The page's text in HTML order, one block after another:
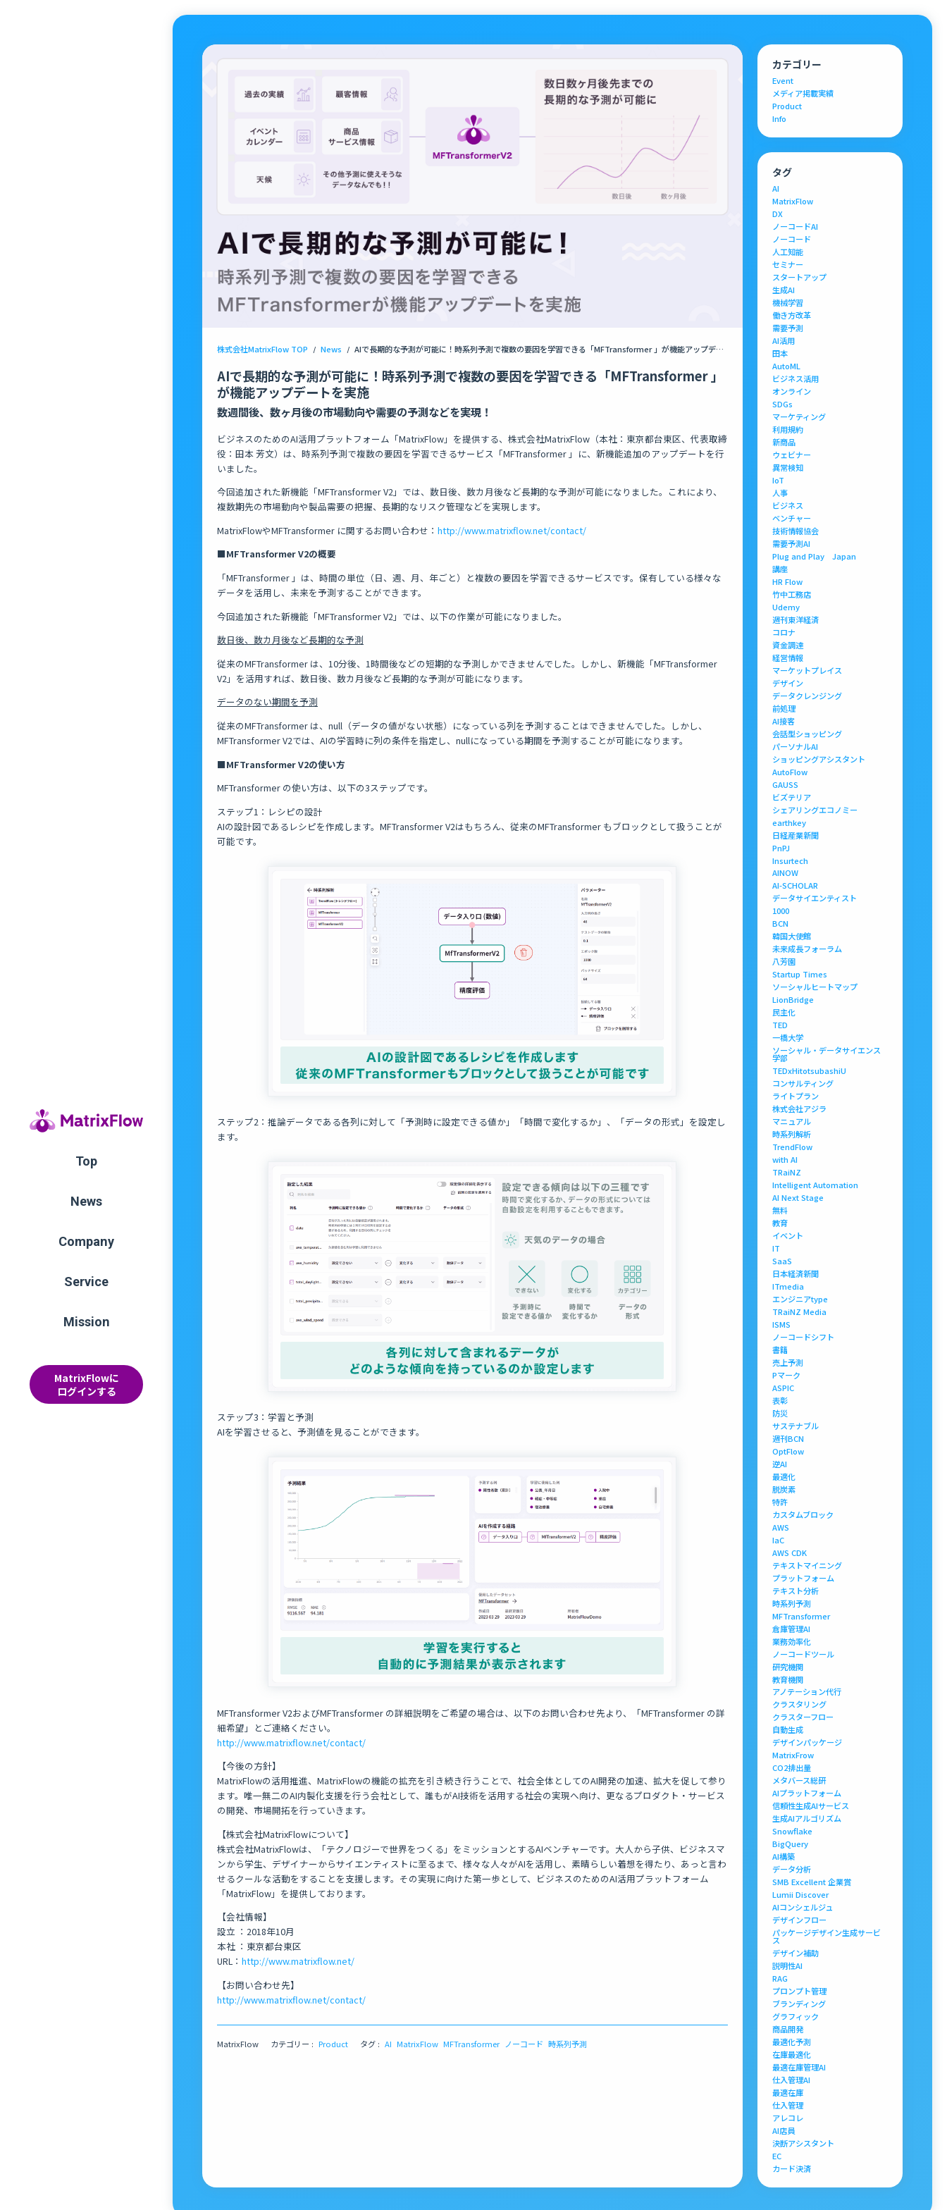
Top
News
Company
Service
Mission
MatrixFlowに
ログインする
株式会社MatrixFlow TOP / News / AIで長期的な予測が可能に！時系列予測で複数の要因を学習できる「MFTransformer 」が機能アップデートを実施
AIで長期的な予測が可能に！時系列予測で複数の要因を学習できる「MFTransformer 」
が機能アップデートを実施
数週間後、数ヶ月後の市場動向や需要の予測などを実現！
ビジネスのためのAI活用プラットフォーム「MatrixFlow」を提供する、株式会社MatrixFlow（本社：東京都台東区、代表取締
役：田本 芳文）は、時系列予測で複数の要因を学習できるサービス「MFTransformer 」に、新機能追加のアップデートを行
いました。
今回追加された新機能「MFTransformer V2」では、数日後、数カ月後など長期的な予測が可能になりました。これにより、
複数期先の市場動向や製品需要の把握、長期的なリスク管理などを実現します。
MatrixFlowやMFTransformer に関するお問い合わせ： http://www.matrixflow.net/contact/
■MFTransformer V2の概要
「MFTransformer 」は、時間の単位（日、週、月、年ごと）と複数の要因を学習できるサービスです。保有している様々な
データを活用し、未来を予測することができます。
今回追加された新機能「MFTransformer V2」では、以下の作業が可能になりました。
数日後、数カ月後など長期的な予測
従来のMFTransformer は、10分後、1時間後などの短期的な予測しかできませんでした。しかし、新機能「MFTransformer
V2」を活用すれば、数日後、数カ月後など長期的な予測が可能になります。
データのない期間を予測
従来のMFTransformer は、null（データの値がない状態）になっている列を予測することはできませんでした。しかし、
MFTransformer V2では、AIの学習時に列の条件を指定し、nullになっている期間を予測することが可能になります。
■MFTransformer V2の使い方
MFTransformer の使い方は、以下の3ステップです。
ステップ1：レシピの設計
AIの設計図であるレシピを作成します。MFTransformer V2はもちろん、従来のMFTransformer もブロックとして扱うことが
可能です。
ステップ2：推論データである各列に対して「予測時に設定できる値か」「時間で変化するか」、「データの形式」を設定し
ます。
ステップ3：学習と予測
AIを学習させると、予測値を見ることができます。
MFTransformer V2およびMFTransformer の詳細説明をご希望の場合は、以下のお問い合わせ先より、「MFTransformer の詳
細希望」とご連絡ください。
http://www.matrixflow.net/contact/
【今後の方針】
MatrixFlowの活用推進、MatrixFlowの機能の拡充を引き続き行うことで、社会全体としてのAI開発の加速、拡大を促して参り
ます。唯一無二のAI内製化支援を行う会社として、誰もがAI技術を活用する社会の実現へ向け、更なるプロダクト・サービス
の開発、市場開拓を行っていきます。
【株式会社MatrixFlowについて】
株式会社MatrixFlowは、「テクノロジーで世界をつくる」をミッションとするAIベンチャーです。大人から子供、ビジネスマ
ンから学生、デザイナーからサイエンティストに至るまで、様々な人々がAIを活用し、素晴らしい着想を得たり、あっと言わ
せるクールな活動をすることを支援します。その実現に向けた第一歩として、ビジネスのためのAI活用プラットフォーム
「MatrixFlow」を提供しております。
【会社情報】
設立 ：2018年10月
本社 ：東京都台東区
URL： http://www.matrixflow.net/
【お問い合わせ先】
http://www.matrixflow.net/contact/
MatrixFlow カテゴリー : Product タグ : AI MatrixFlow MFTransformer ノーコード 時系列予測
カテゴリー
Event
メディア掲載実績
Product
Info
タグ
AI
MatrixFlow
DX
ノーコードAI
ノーコード
人工知能
セミナー
スタートアップ
生成AI
機械学習
働き方改革
需要予測
AI活用
田本
AutoML
ビジネス活用
オンライン
SDGs
マーケティング
利用規約
新商品
ウェビナー
異常検知
IoT
人事
ビジネス
ベンチャー
技術情報協会
需要予測AI
Plug and Play Japan
講座
HR Flow
竹中工務店
Udemy
週刊東洋経済
コロナ
資金調達
経営情報
マーケットプレイス
デザイン
データクレンジング
前処理
AI接客
会話型ショッピング
パーソナルAI
ショッピングアシスタント
AutoFlow
GAUSS
ビズテリア
シェアリングエコノミー
earthkey
日経産業新聞
PnPJ
Insurtech
AINOW
AI-SCHOLAR
データサイエンティスト
1000
BCN
韓国大使館
未来成長フォーラム
八芳園
Startup Times
ソーシャルヒートマップ
LionBridge
民主化
TED
一橋大学
ソーシャル・データサイエンス
学部
TEDxHitotsubashiU
コンサルティング
ライトプラン
株式会社アジラ
マニュアル
時系列解析
TrendFlow
with AI
TRaiNZ
Intelligent Automation
AI Next Stage
無料
教育
イベント
IT
SaaS
日本経済新聞
ITmedia
エンジニアtype
TRaiNZ Media
ISMS
ノーコードシフト
書籍
売上予測
Pマーク
ASPIC
表彰
防災
サステナブル
週刊BCN
OptFlow
逆AI
最適化
脱炭素
特許
カスタムブロック
AWS
IaC
AWS CDK
テキストマイニング
プラットフォーム
テキスト分析
時系列予測
MFTransformer
倉庫管理AI
業務効率化
ノーコードツール
研究機関
教育機関
アノテーション代行
クラスタリング
クラスターフロー
自動生成
デザインパッケージ
MatrixFrow
CO2排出量
メタバース総研
AIプラットフォーム
信頼性生成AIサービス
生成AIアルゴリズム
Snowflake
BigQuery
AI構築
データ分析
SMB Excellent 企業賞
Lumii Discover
AIコンシェルジュ
デザインフロー
パッケージデザイン生成サービ
ス
デザイン補助
説明性AI
RAG
プロンプト管理
ブランディング
グラフィック
商品開発
最適化予測
在庫最適化
最適在庫管理AI
仕入管理AI
最適在庫
仕入管理
アレコレ
AI店員
決断アシスタント
EC
カード決済